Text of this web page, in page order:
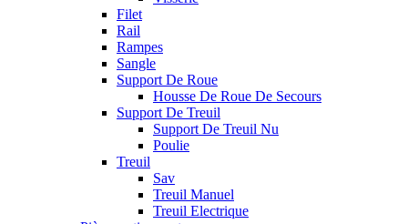
Filet
Rail
Rampes
Sangle
Support De Roue
Housse De Roue De Secours
Support De Treuil
Support De Treuil Nu
Poulie
Treuil
Sav
Treuil Manuel
Treuil Electrique